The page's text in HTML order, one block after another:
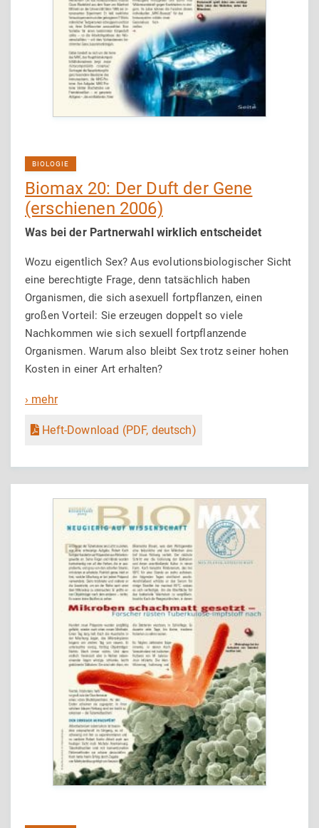
BIOLOGIE
Biomax 20: Der Duft der Gene
(erschienen 2006)
Was bei der Partnerwahl wirklich entscheidet
Wozu eigentlich Sex? Aus evolutionsbiologischer Sicht
eine berechtigte Frage, denn tatsächlich haben
Organismen, die sich asexuell fortpflanzen, einen
großen Vorteil: Sie erzeugen doppelt so viele
Nachkommen wie sich sexuell fortpflanzende
Organismen. Warum also bleibt Sex trotz seiner hohen
Kosten in einer Art erhalten?
› mehr
Heft-Download (PDF, deutsch)